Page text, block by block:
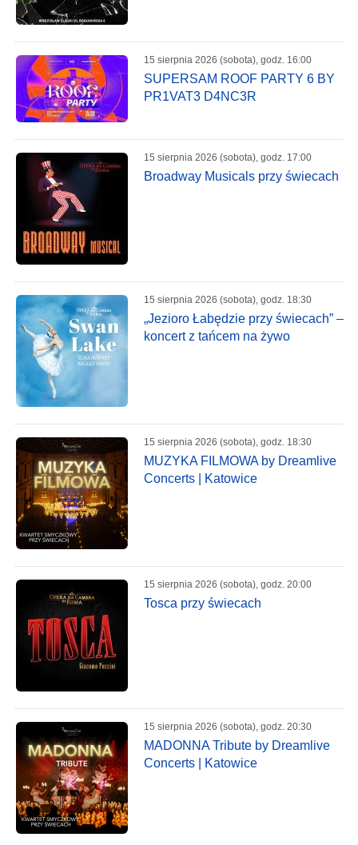
15 sierpnia 2026 (sobota), godz. 16:00
SUPERSAM ROOF PARTY 6 BY
PR1VAT3 D4NC3R
15 sierpnia 2026 (sobota), godz. 17:00
Broadway Musicals przy świecach
15 sierpnia 2026 (sobota), godz. 18:30
„Jezioro Łabędzie przy świecach” –
koncert z tańcem na żywo
15 sierpnia 2026 (sobota), godz. 18:30
MUZYKA FILMOWA by Dreamlive
Concerts | Katowice
15 sierpnia 2026 (sobota), godz. 20:00
Tosca przy świecach
15 sierpnia 2026 (sobota), godz. 20:30
MADONNA Tribute by Dreamlive
Concerts | Katowice